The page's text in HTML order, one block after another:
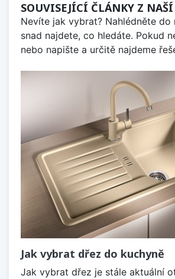
SOUVISEJÍCÍ ČLÁNKY Z
Nevíte jak vybrat? Nahlédněte do
snad najdete, co hledáte. Pokud
nebo napište a určitě najdeme
Jak vybrat dřez do kuchyně
Jak vybrat dřez je stále aktuální